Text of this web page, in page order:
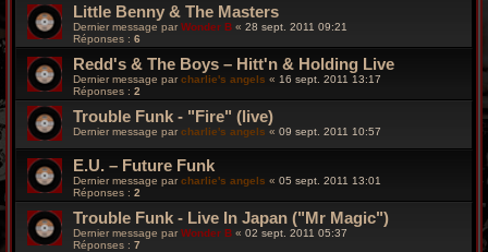
Little Benny & The Masters
Dernier message par Wonder B « 28 sept. 2011 09:21
Réponses : 6
Redd's & The Boys – Hitt'n & Holding Live
Dernier message parcharlie's angels « 16 sept. 2011 13:17
Réponses : 2
Trouble Funk - "Fire" (live)
Dernier message par charlie's angels « 09 sept. 2011 10:57
E.U. – Future Funk
Dernier message parcharlie's angels « 05 sept. 2011 13:01
Réponses : 2
Trouble Funk - Live In Japan ("Mr Magic")
Dernier message par Wonder B « 02 sept. 2011 05:37
Réponses : 7